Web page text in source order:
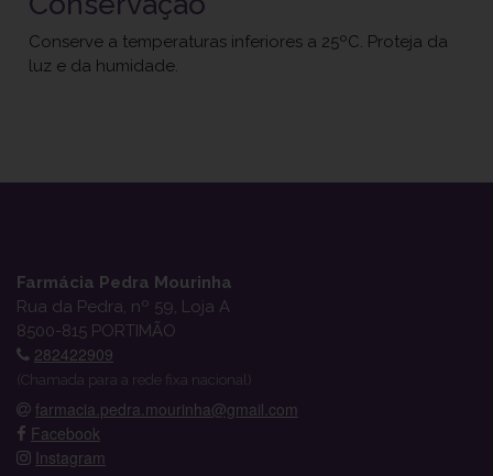
Conserve a temperaturas inferiores a 25ºC. Proteja da
luz e da humidade.
Farmácia Pedra Mourinha
Rua da Pedra, nº 59, Loja A
8500-815 PORTIMÃO
282422909
(Chamada para a rede fixa nacional)
farmacia.pedra.mourinha@gmail.com
Facebook
Instagram